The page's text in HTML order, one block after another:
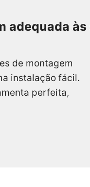
adequada às
de montagem
instalação fácil.
perfeita,